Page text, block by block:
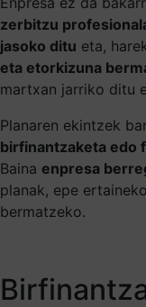
zerbitzu
jasoko ditu eta,
eta etorkizuna
martxan jarriko ditu
Planaren ekintzek
birfinantzaketa edo
Baina enpresa
planak, epe
bermatzeko.